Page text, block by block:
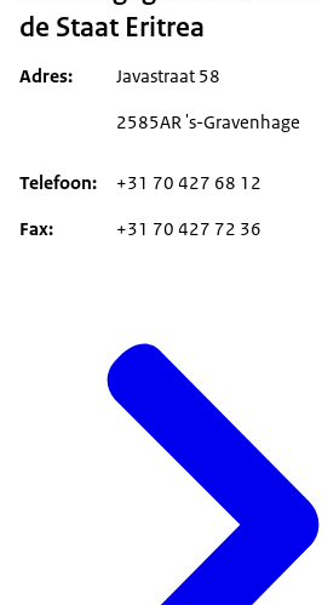
de Staat Eritrea
Adres
Javastraat 58
2585AR 's-Gravenhage
Telefoon +31 70 427 68 12
Fax +31 70 427 72 36